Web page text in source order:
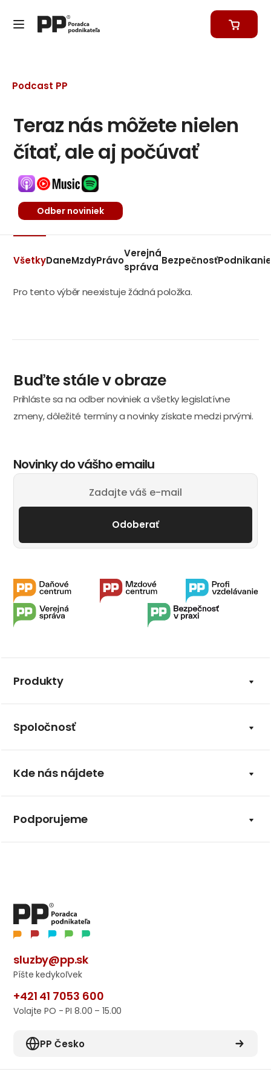
Podcast PP
Teraz nás môžete nielen
čítať, ale aj počúvať
Odber noviniek
VšetkyDaneMzdyPrávo
Verejná
správa
Bezpečnosť
Pro tento výběr neexistuje žádná položka.
Buďte stále v obraze
Prihláste sa na odber noviniek a všetky legislatívne
zmeny, dôležité termíny a novinky získate medzi prvými.
Novinky do vášho emailu
Odoberať
Produkty
Spoločnosť
Kde nás nájdete
Podporujeme
sluzby@pp.sk
Píšte kedykoľvek
+421 41 7053 600
Volajte PO - PI 8.00 – 15.00
PP Česko